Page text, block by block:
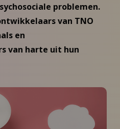
problemen.
van TNO
en
van harte uit hun